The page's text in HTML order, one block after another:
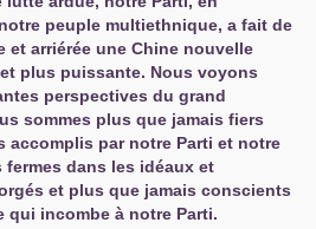
peuple multiethnique, a fait de
et arriérée une Chine nouvelle
plus puissante. Nous voyons
perspectives du grand
sommes plus que jamais fiers
par notre Parti et notre
dans les idéaux et
et plus que jamais conscients
incombe à notre Parti.